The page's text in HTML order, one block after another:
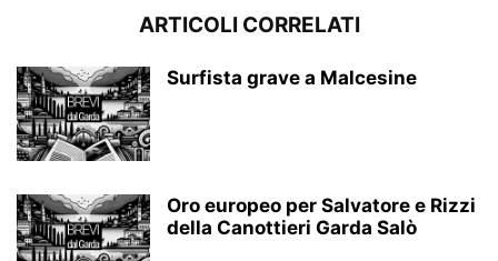
ARTICOLI CORRELATI
Surfista grave a Malcesine
Oro europeo per Salvatore e Rizzi
della Canottieri Garda Salò